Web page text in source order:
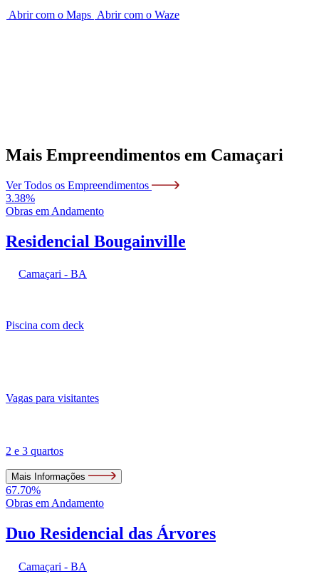
Abrir com o Maps Abrir com o Waze
Mais Empreendimentos em Camaçari
Ver Todos os Empreendimentos
3.38%
Obras em Andamento
Residencial Bougainville
Camaçari - BA
Piscina com deck
Vagas para visitantes
2 e 3 quartos
Mais Informações
67.70%
Obras em Andamento
Duo Residencial das Árvores
Camaçari - BA